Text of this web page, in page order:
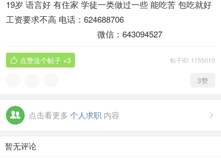
19岁 语言好 有住家 学徒一类做过一些 能吃苦 包吃就好
工资要求不高 电话：624688706
微信：643094527
帖子ID: 1155010
 点赞这个帖子 +3
3赞

点击看更多 个人求职 内容
暂无评论